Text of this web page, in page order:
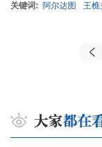
关键词: 阿尔达图 王樵